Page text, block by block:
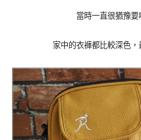
當時一直很猶豫要
家中的衣褲都比較深色，